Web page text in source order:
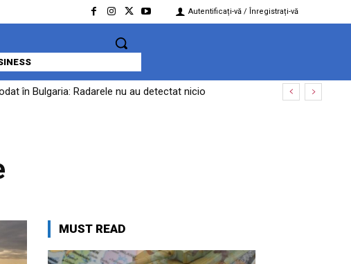
Autentificați-vă / Înregistrați-vă
în Bulgaria: Radarele nu au detectat nicio
MUST READ